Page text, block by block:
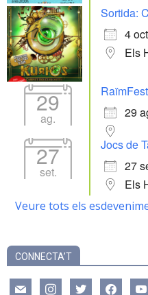
Sortida:
4
Els
29
ag.
RaïmFest
29
27
set.
Jocs de
27
Els
Veure tots els
CONNECTA’T
mail instagramtwitter facebook